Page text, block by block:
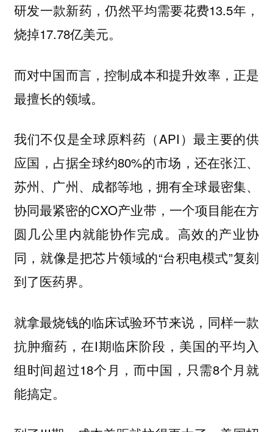
研发一款新药，仍然平均需要花费13.5年，
烧掉17.78亿美元。
而对中国而言，控制成本和提升效率，正是
最擅长的领域。
我们不仅是全球原料药（API）最主要的供
应国，占据全球约80%的市场，还在张江、
苏州、广州、成都等地，拥有全球最密集、
协同最紧密的CXO产业带，一个项目能在方
圆几公里内就能协作完成。高效的产业协
同，就像是把芯片领域的“台积电模式”复刻
到了医药界。
就拿最烧钱的临床试验环节来说，同样一款
抗肿瘤药，在I期临床阶段，美国的平均入
组时间超过18个月，而中国，只需8个月就
能搞定。